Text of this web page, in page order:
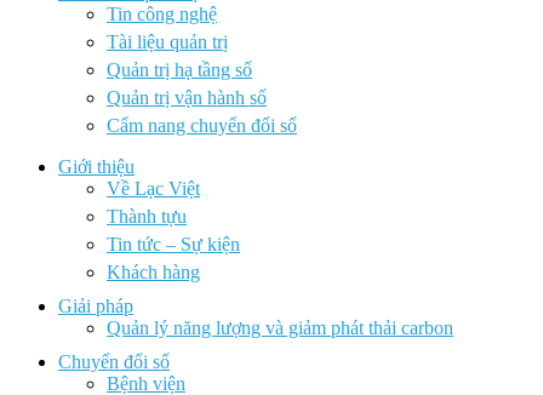
Tin công nghệ
Tài liệu quản trị
Quản trị hạ tầng số
Quản trị vận hành số
Cẩm nang chuyển đổi số
Giới thiệu
Về Lạc Việt
Thành tựu
Tin tức – Sự kiện
Khách hàng
Giải pháp
Quản lý năng lượng và giảm phát thải carbon
Chuyển đổi số
Bệnh viện